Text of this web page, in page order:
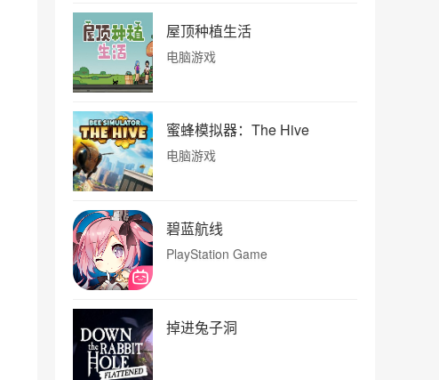
屋顶种植生活
电脑游戏
蜜蜂模拟器：The Hive
电脑游戏
碧蓝航线
PlayStation Game
掉进兔子洞